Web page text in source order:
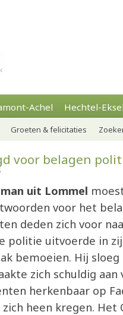
Achel Hechtel-
Groeten & felicitaties
voor belagen
uit Lommel
voor het
deden zich voor
politie uitvoerde in
bemoeien. Hij
zich schuldig aan
herkenbaar op
heen kregen. Het